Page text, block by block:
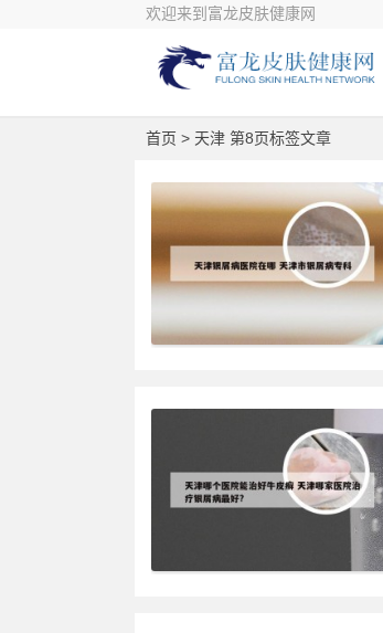
欢迎来到富龙皮肤健康网
首页 > 天津 第8页标签文章